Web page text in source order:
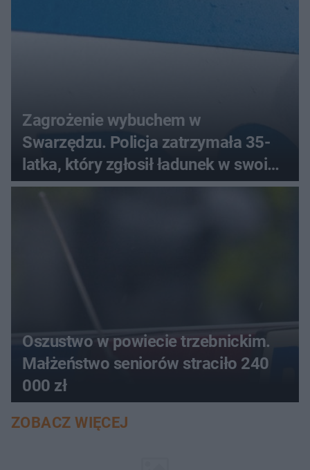
Zagrożenie wybuchem w
Swarzędzu. Policja zatrzymała 35-
latka, który zgłosił ładunek w swoim
aucie
Oszustwo w powiecie trzebnickim.
Małżeństwo seniorów straciło 240
000 zł
ZOBACZ WIĘCEJ